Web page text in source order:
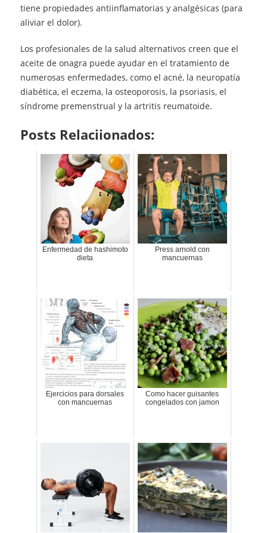
tiene propiedades antiinflamatorias y analgésicas (para
aliviar el dolor).
Los profesionales de la salud alternativos creen que el
aceite de onagra puede ayudar en el tratamiento de
numerosas enfermedades, como el acné, la neuropatía
diabética, el eczema, la osteoporosis, la psoriasis, el
síndrome premenstrual y la artritis reumatoide.
Posts Relaciionados:
Enfermedad de hashimoto
dieta
Press arnold con
mancuernas
Ejercicios para dorsales
con mancuernas
Como hacer guisantes
congelados con jamon